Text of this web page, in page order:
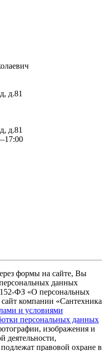
д.81
д.81
формы на сайте, Вы
персональных данных
ФЗ «О персональных
компании «Cантехника
и условиями
персональных данных
изображения и
деятельности,
правовой охране в